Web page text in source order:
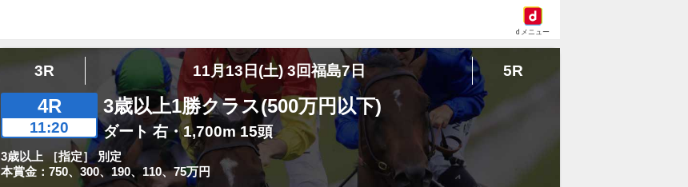
dメニュー
3R 11月13日(土) 3回福島7日 5R
4R
11:20
3歳以上1勝クラス(500万円以下)
ダート 右・1,700m 15頭
3歳以上 ［指定］ 別定
本賞金：750、300、190、110、75万円